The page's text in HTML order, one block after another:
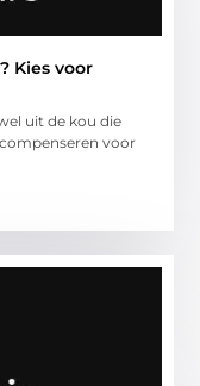
Kies voor
uit de kou die
voor